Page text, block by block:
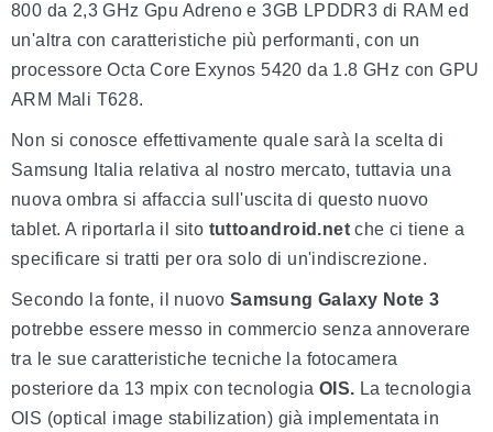
800 da 2,3 GHz Gpu Adreno e 3GB LPDDR3 di RAM ed
un'altra con caratteristiche più performanti, con un
processore Octa Core Exynos 5420 da 1.8 GHz con GPU
ARM Mali T628.
Non si conosce effettivamente quale sarà la scelta di
Samsung Italia relativa al nostro mercato, tuttavia una
nuova ombra si affaccia sull'uscita di questo nuovo
tablet. A riportarla il sito tuttoandroid.net che ci tiene a
specificare si tratti per ora solo di un'indiscrezione.
Secondo la fonte, il nuovo Samsung Galaxy Note 3
potrebbe essere messo in commercio senza annoverare
tra le sue caratteristiche tecniche la fotocamera
posteriore da 13 mpix con tecnologia OIS. La tecnologia
OIS (optical image stabilization) già implementata in